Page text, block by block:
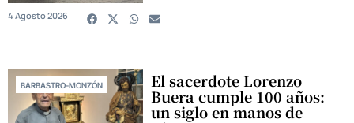
4 Agosto 2026
BARBASTRO-MONZÓN El sacerdote Lorenzo
Buera cumple 100 años:
un siglo en manos de